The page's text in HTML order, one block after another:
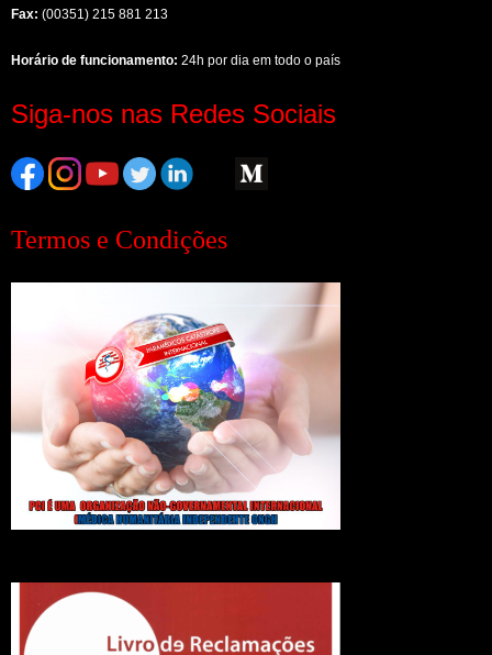
Fax: (00351) 215 881 213
Horário de funcionamento: 24h por dia em todo o país
Siga-nos nas Redes Sociais
Termos e Condições